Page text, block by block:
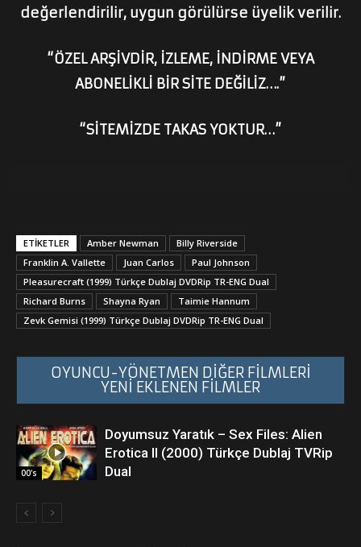
değerlendirilir, uygun görülürse üyelik verilir.
“ÖZEL ARŞİVDİR, İZLEME, İNDİRME VEYA
ABONELİKLİ BİR SİTE DEĞİLİZ….”
“SİTEMİZDE TAKAS YOKTUR…”
ETİKETLER Amber Newman
Billy Riverside
Franklin A. Vallette
Juan Carlos
Paul Johnson
Pleasurecraft (1999) Türkçe Dublaj DVDRip TR-ENG Dual
Richard Burns
Shayna Ryan
Taimie Hannum
Zevk Gemisi (1999) Türkçe Dublaj DVDRip TR-ENG Dual
OYUNCU-YÖNETMEN DİĞER FİLMLERİ
YENİ EKLENEN FİLMLER
00's
Doyumsuz Yaratık – Sex Files: Alien
Erotica II (2000) Türkçe Dublaj TVRip
Dual